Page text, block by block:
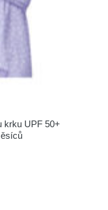
krku UPF 50+